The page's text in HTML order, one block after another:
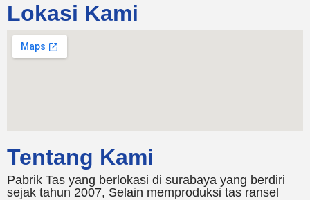
Lokasi Kami
Tentang Kami
Pabrik Tas yang berlokasi di surabaya yang berdiri
sejak tahun 2007, Selain memproduksi tas ransel